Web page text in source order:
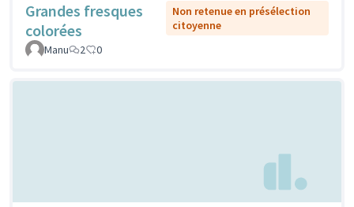
Grandes fresques
colorées
Non retenue en présélection
citoyenne
Manu
2 0